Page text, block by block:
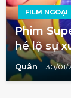
FILM NGOẠI
Phim
hé lộ sự
Quân 30/01/